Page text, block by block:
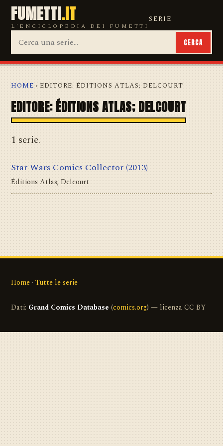
FUMETTI.IT
L'ENCICLOPEDIA DEI FUMETTI
SERIE
CERCA
HOME › EDITORE: ÉDITIONS ATLAS; DELCOURT
EDITORE: ÉDITIONS ATLAS; DELCOURT
1 serie.
Star Wars Comics Collector (2013)
Éditions Atlas; Delcourt
Home · Tutte le serie
Dati: Grand Comics Database (comics.org) — licenza CC BY